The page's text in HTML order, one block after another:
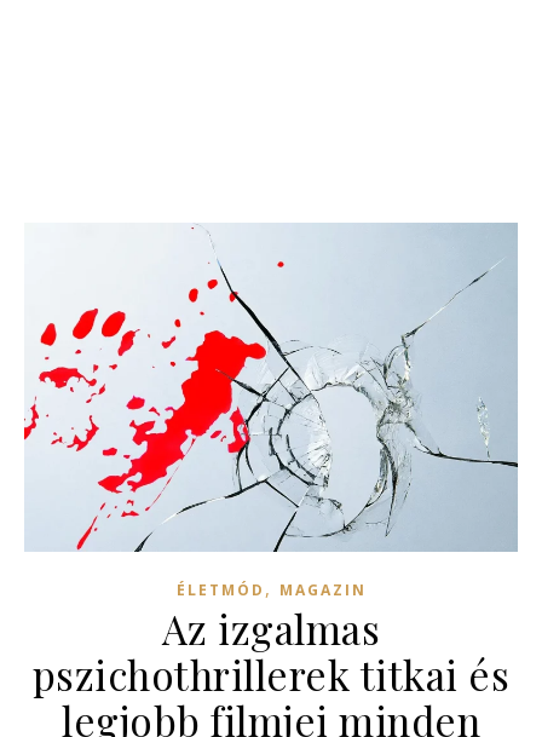
ÉLETMÓD , MAGAZIN
Az izgalmas
pszichothrillerek titkai és
legjobb filmjei minden